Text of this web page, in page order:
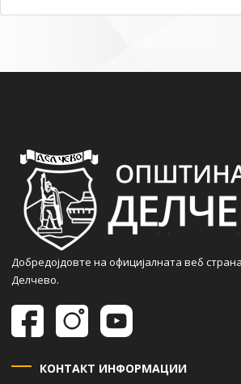
Добредојдовте на официјалната веб
Делчево.
КОНТАКТ ИНФОРМАЦИИ